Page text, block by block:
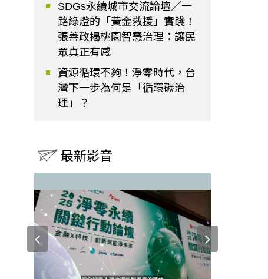
SDGs永續城市交流論壇／一
路綠燈的「黃金救援」實踐！
張善政揭桃園智慧治理：讓民
眾真正有感
資源循環不夠！淨零時代，台
灣下一步為何是「循環碳治
理」？
最新影音